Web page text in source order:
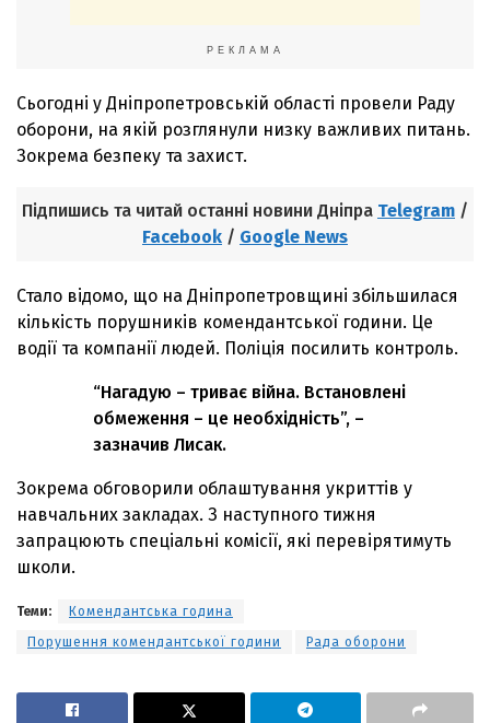
РЕКЛАМА
Сьогодні у Дніпропетровській області провели Раду
оборони, на якій розглянули низку важливих питань.
Зокрема безпеку та захист.
Підпишись та читай останні новини Дніпра Telegram /
Facebook / Google News
Стало відомо, що на Дніпропетровщині збільшилася
кількість порушників комендантської години. Це
водії та компанії людей. Поліція посилить контроль.
“Нагадую – триває війна. Встановлені
обмеження – це необхідність”, –
зазначив Лисак.
Зокрема обговорили облаштування укриттів у
навчальних закладах. З наступного тижня
запрацюють спеціальні комісії, які перевірятимуть
школи.
Теми:
Комендантська година
Порушення комендантської години
Рада оборони